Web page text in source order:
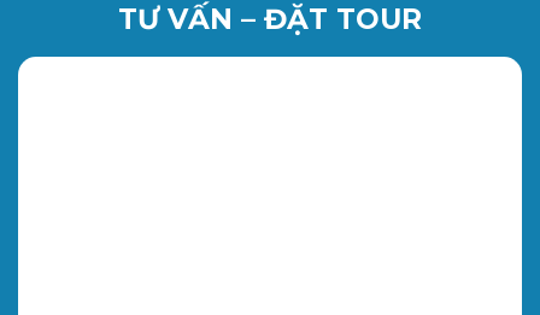
TƯ VẤN – ĐẶT TOUR